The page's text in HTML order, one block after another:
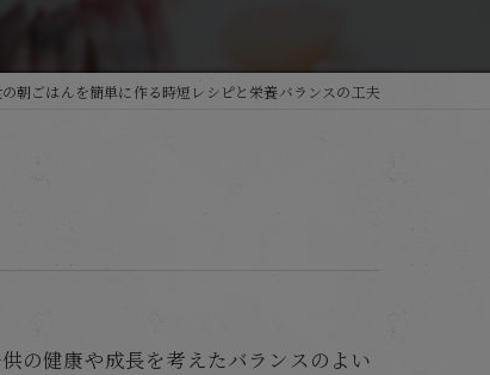
朝ごはんを簡単に作る時短レシピと栄養バランスの工夫
の健康や成長を考えたバランスのよい